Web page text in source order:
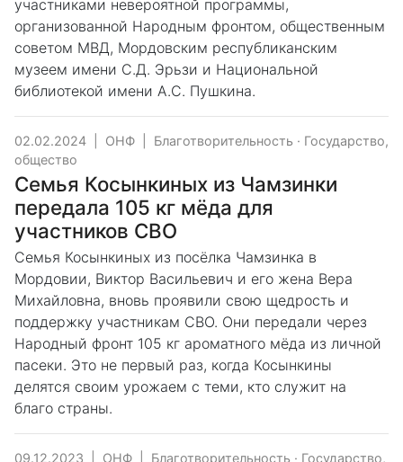
участниками невероятной программы,
организованной Народным фронтом, общественным
советом МВД, Мордовским республиканским
музеем имени С.Д. Эрьзи и Национальной
библиотекой имени А.С. Пушкина.
02.02.2024 ОНФ Благотворительность · Государство,
общество
Семья Косынкиных из Чамзинки
передала 105 кг мёда для
участников СВО
Семья Косынкиных из посёлка Чамзинка в
Мордовии, Виктор Васильевич и его жена Вера
Михайловна, вновь проявили свою щедрость и
поддержку участникам СВО. Они передали через
Народный фронт 105 кг ароматного мёда из личной
пасеки. Это не первый раз, когда Косынкины
делятся своим урожаем с теми, кто служит на
благо страны.
09.12.2023 ОНФ Благотворительность · Государство,